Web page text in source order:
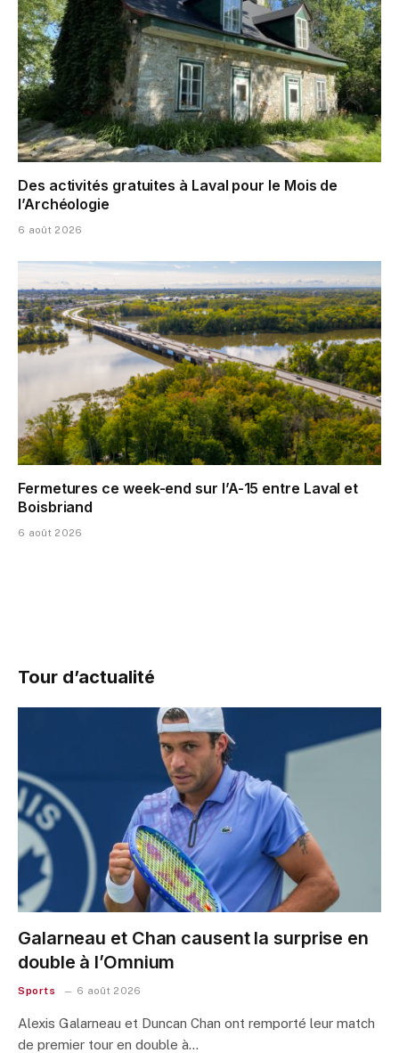
Des activités gratuites à Laval pour le Mois de
l’Archéologie
6 août 2026
Fermetures ce week-end sur l’A-15 entre Laval et
Boisbriand
6 août 2026
Tour d’actualité
Galarneau et Chan causent la surprise en
double à l’Omnium
Sports 6 août 2026
Alexis Galarneau et Duncan Chan ont remporté leur match
de premier tour en double à…